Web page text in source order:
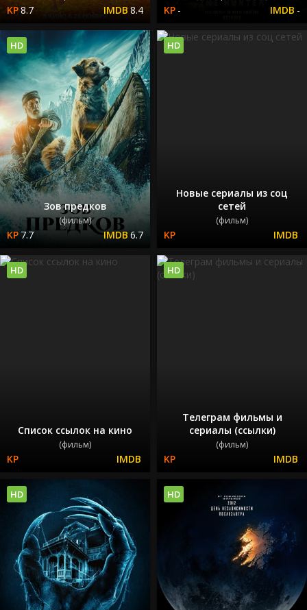
8.7 8.4 - -
Зов предков
(фильм)
7.7 6.7
HD
Новые сериалы из соц
сетей
(фильм)
HD
Список ссылок на кино
(фильм)
HD
Телеграм фильмы и
сериалы (ссылки)
(фильм)
HD
HD HD